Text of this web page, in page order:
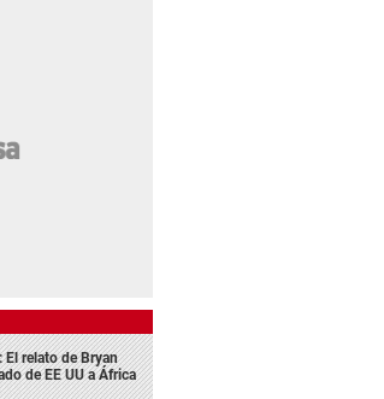
El relato de Bryan
de EE UU a África